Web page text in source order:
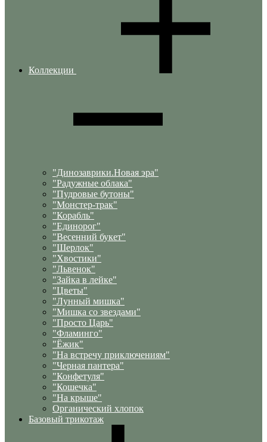
Коллекции
"Динозаврики.Новая эра"
"Радужные облака"
"Пудровые бутоны"
"Монстер-трак"
"Корабль"
"Единорог"
"Весенний букет"
"Шерлок"
"Хвостики"
"Львенок"
"Зайка в лейке"
"Цветы"
"Лунный мишка"
"Мишка со звездами"
"Просто Царь"
"Фламинго"
"Ёжик"
"На встречу приключениям"
"Черная пантера"
"Конфетуля"
"Кошечка"
"На крыше"
Органический хлопок
Базовый трикотаж